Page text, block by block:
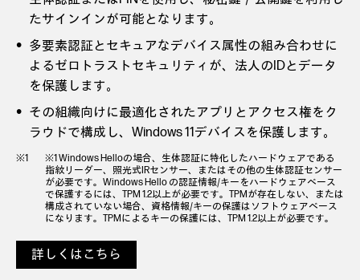
たサインインが可能となります。
多要素認証とセキュアなデバイス属性の組み合わせに
よるゼロトラストセキュリティが、法人のIDとデータ
を保護します。
その組織向けに最適化されたアプリとアクセス権をク
ラウドで構成し、Windows 11デバイスを保護します。
※1 Windows Helloの場合、生体認証に特化したハードウェアである
指紋リーダー、照光式IRセンサー、またはその他の生体認証センサー
が必要です。Windows Hello の認証情報/キーをハードウェアベース
で保護するには、TPM 1.2以上が必要です。TPMが存在しない、または
構成されていない場合、資格情報/キーの保護はソフトウェアベース
になります。TPMによるキーの保護には、TPM 1.2以上が必要です。
詳しくはこちら